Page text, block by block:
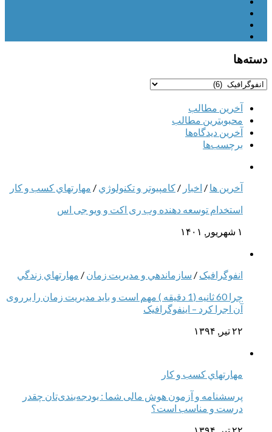
دسته‌ها
دسته‌ها
آخرین مطالب
محبوبترین مطالب
آخرین دیدگا‌ه‌ها
برچسب‌ها
آخرین ها / اخبار / كامپيوتر و تكنولوژي / مهارتهاي كسب و كار
استخدام توسعه دهنده وب ری اکت و ویو جی اس
۱ شهریور, ۱۴۰۱
انفوگرافیک / سازماندهي و مديريت زمان / مهارتهاي زندگي
چرا 60 ثانیه (1 دقیقه ) مهم است و باید مدیریت زمان را برروی
آن اجرا کرد – اینفوگرافیک
۲۲ تیر, ۱۳۹۴
مهارتهاي كسب و كار
پرسشنامه و آزمون هوش مالی شما : بودجه‌بندی‌تان چقدر
درست و مناسب است؟